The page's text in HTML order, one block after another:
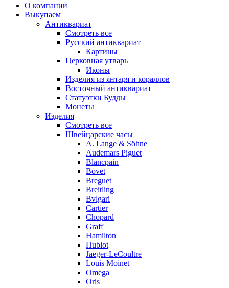
О компании
Выкупаем
Антиквариат
Смотреть все
Русский антиквариат
Картины
Церковная утварь
Иконы
Изделия из янтаря и кораллов
Восточный антиквариат
Статуэтки Будды
Монеты
Изделия
Смотреть все
Швейцарские часы
A. Lange & Söhne
Audemars Piguet
Blancpain
Bovet
Breguet
Breitling
Bvlgari
Cartier
Chopard
Graff
Hamilton
Hublot
Jaeger-LeCoultre
Louis Moinet
Omega
Oris